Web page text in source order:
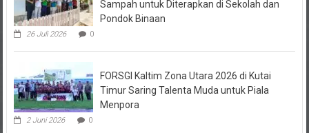
Pondok Binaan
26 Juli 2026 0
Timur Saring Talenta Muda untuk Piala
Menpora
2 Juni 2026 0